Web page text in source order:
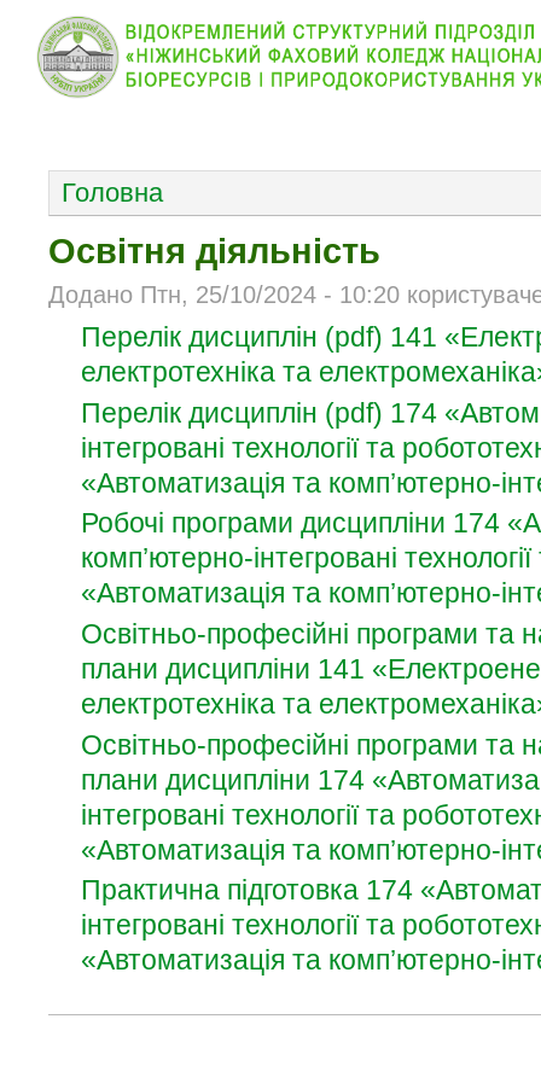
Головна
Освітня діяльність
Додано Птн, 25/10/2024 - 10:20
Перелік дисциплін (pdf) 141
електротехніка та
Перелік дисциплін (pdf) 174
інтегровані технології та
«Автоматизація та комп’ютерно-
Робочі програми дисципліни 174
комп’ютерно-інтегровані
«Автоматизація та комп’ютерно-
Освітньо-професійні програми та
плани дисципліни 141
електротехніка та
Освітньо-професійні програми та
плани дисципліни 174
інтегровані технології та
«Автоматизація та комп’ютерно-
Практична підготовка 174 «Автом
інтегровані технології та
«Автоматизація та комп’ютерно-